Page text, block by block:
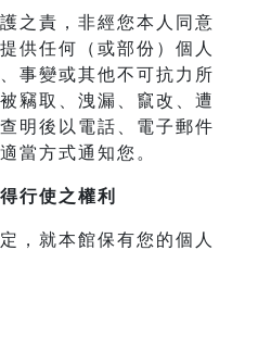
之責，非經您本人同意
供任何（或部份）個人
事變或其他不可抗力所
竊取、洩漏、竄改、遭
明後以電話、電子郵件
當方式通知您。
行使之權利
，就本館保有您的個人